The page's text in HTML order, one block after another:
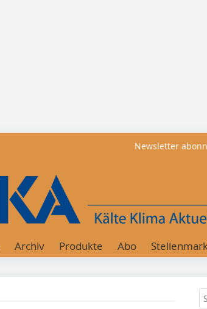
Newsletter
Archiv Produkte Abo